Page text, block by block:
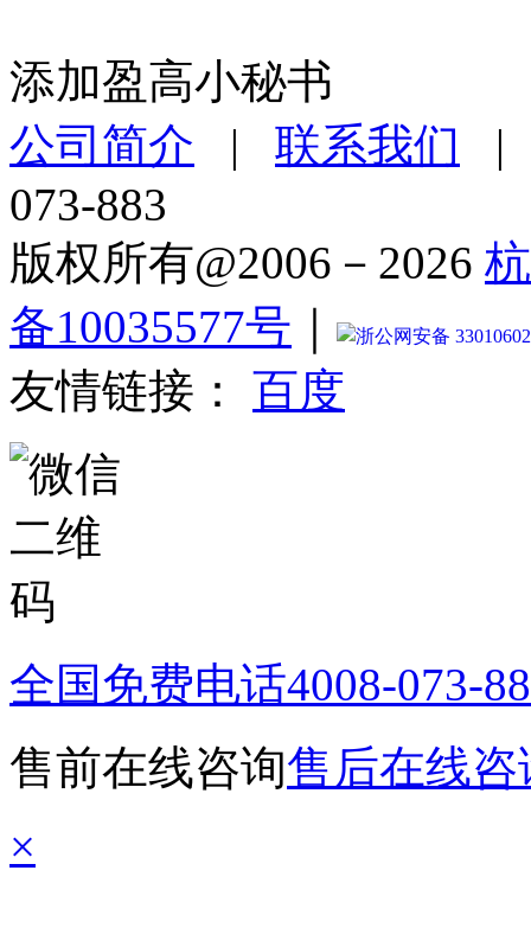
添加盈高小秘书
公司简介 | 联系我们
073-883
版权所有@2006－2026
备10035577号
浙公网安备
友情链接： 百度
全国免费电话4008-073-
售前在线咨询售后在线咨
×